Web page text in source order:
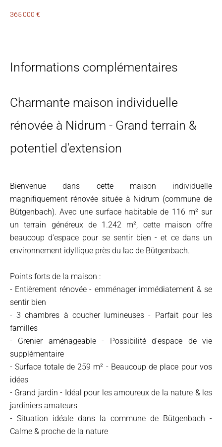
365 000 €
Informations complémentaires
Charmante maison individuelle
rénovée à Nidrum - Grand terrain &
potentiel d'extension
Bienvenue dans cette maison individuelle
magnifiquement rénovée située à Nidrum (commune de
Bütgenbach). Avec une surface habitable de 116 m² sur
un terrain généreux de 1.242 m², cette maison offre
beaucoup d'espace pour se sentir bien - et ce dans un
environnement idyllique près du lac de Bütgenbach.
Points forts de la maison :
- Entièrement rénovée - emménager immédiatement & se
sentir bien
- 3 chambres à coucher lumineuses - Parfait pour les
familles
- Grenier aménageable - Possibilité d'espace de vie
supplémentaire
- Surface totale de 259 m² - Beaucoup de place pour vos
idées
- Grand jardin - Idéal pour les amoureux de la nature & les
jardiniers amateurs
- Situation idéale dans la commune de Bütgenbach -
Calme & proche de la nature